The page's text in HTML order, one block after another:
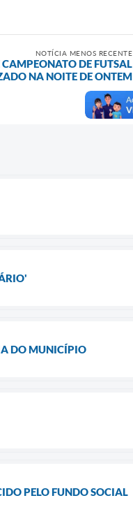
NOTÍCIA MENOS RECENTE
DE FUTSAL
NA NOITE DE ONTEM
DO MUNICÍPIO
PELO FUNDO SOCIAL